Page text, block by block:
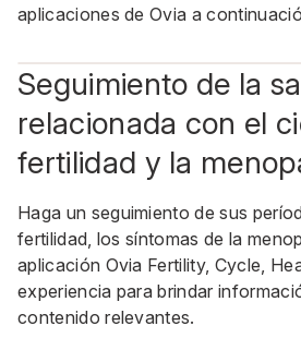
aplicaciones de Ovia a
Seguimiento de la
relacionada con el
fertilidad y la
Haga un seguimiento de sus
fertilidad, los síntomas de la
aplicación Ovia Fertility, Cycle,
experiencia para brindar
contenido relevantes.